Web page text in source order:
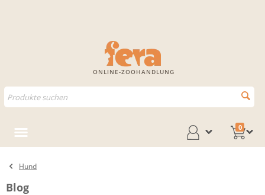
ONLINE-ZOOHANDLUNG
0
Hund
Blog